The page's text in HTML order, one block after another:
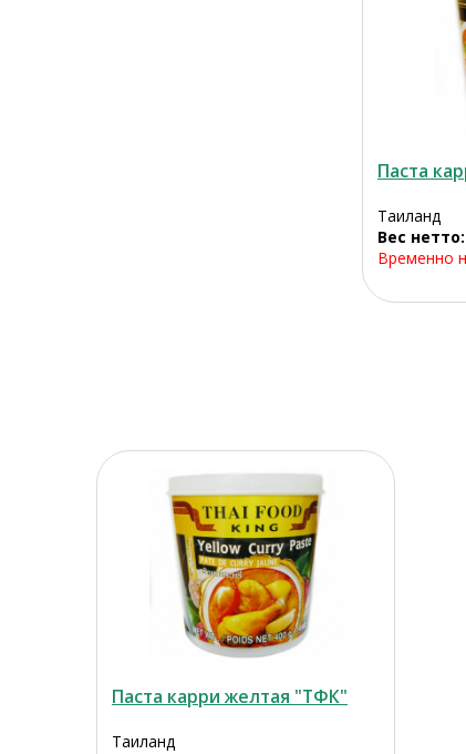
Паста
Таиланд
Вес
Временно
Паста карри желтая "ТФК"
Таиланд